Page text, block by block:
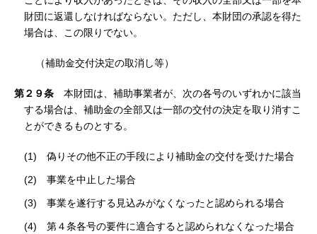
財団に返還しなければならない。ただし、本財団の承認を得た
場合は、この限りでない。
（補助金交付決定の取消し等）
第２９条 本財団は、補助事業者が、次の各号のいずれかに該当
する場合は、補助金の全部又は一部の交付の決定を取り消すこ
とができるものとする。
(1) 偽りその他不正の手段により補助金の交付を受けた場合
(2) 事業を中止した場合
(3) 事業を遂行する見込みがなくなったと認められる場合
(4) 第４条各号の要件に適合すると認められなくなった場合